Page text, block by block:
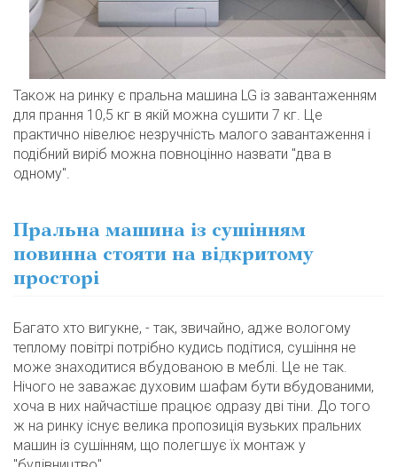
Також на ринку є пральна машина LG із завантаженням
для прання 10,5 кг в якій можна сушити 7 кг. Це
практично нівелює незручність малого завантаження і
подібний виріб можна повноцінно назвати "два в
одному".
Пральна машина із сушінням
повинна стояти на відкритому
просторі
Багато хто вигукне, - так, звичайно, адже вологому
теплому повітрі потрібно кудись подітися, сушіння не
може знаходитися вбудованою в меблі. Це не так.
Нічого не заважає духовим шафам бути вбудованими,
хоча в них найчастіше працює одразу дві тіни. До того
ж на ринку існує велика пропозиція вузьких пральних
машин із сушінням, що полегшує їх монтаж у